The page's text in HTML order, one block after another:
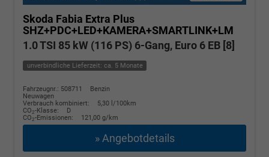
Skoda Fabia Extra Plus
SHZ+PDC+LED+KAMERA+SMARTLINK+LM
1.0 TSI 85 kW (116 PS) 6-Gang, Euro 6 EB [8]
unverbindliche Lieferzeit: ca. 5 Monate
Fahrzeugnr.: 508711
Benzin
Neuwagen
Verbrauch kombiniert:
5,30 l/100km
CO2-Klasse:
D
CO2-Emissionen: 121,00 g/km
» Angebotdetails